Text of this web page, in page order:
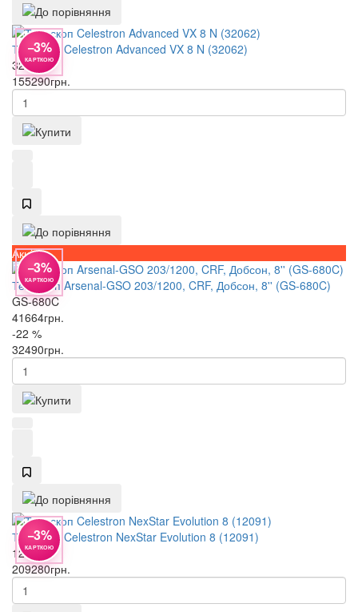
−3%
КАРТКОЮ
Телескоп Celestron Advanced VX 8 N (32062)
32062
155290грн.
Акція
−3%
КАРТКОЮ
Телескоп Arsenal-GSO 203/1200, CRF, Добсон, 8'' (GS-680C)
GS-680C
41664грн.
-22 %
32490грн.
−3%
КАРТКОЮ
Телескоп Celestron NexStar Evolution 8 (12091)
12091
209280грн.